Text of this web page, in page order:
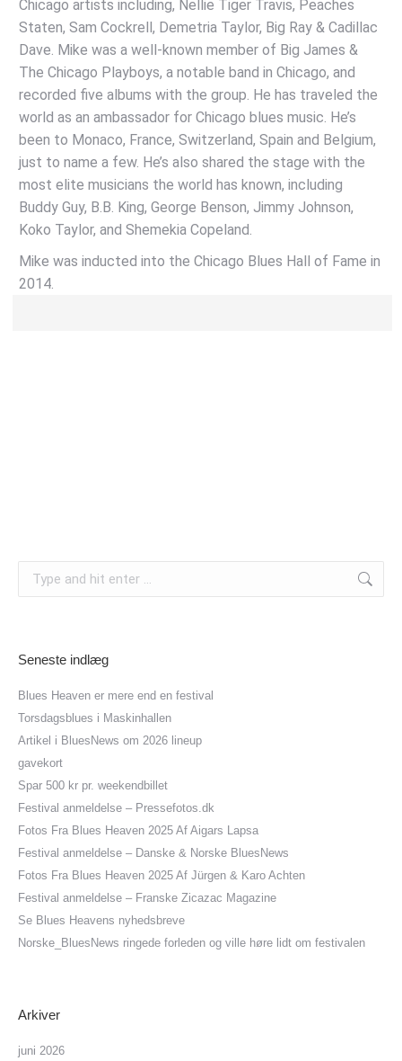
Chicago artists including, Nellie Tiger Travis, Peaches
Staten, Sam Cockrell, Demetria Taylor, Big Ray & Cadillac
Dave. Mike was a well-known member of Big James &
The Chicago Playboys, a notable band in Chicago, and
recorded five albums with the group. He has traveled the
world as an ambassador for Chicago blues music. He’s
been to Monaco, France, Switzerland, Spain and Belgium,
just to name a few. He’s also shared the stage with the
most elite musicians the world has known, including
Buddy Guy, B.B. King, George Benson, Jimmy Johnson,
Koko Taylor, and Shemekia Copeland.
Mike was inducted into the Chicago Blues Hall of Fame in
2014.
Seneste indlæg
Blues Heaven er mere end en festival
Torsdagsblues i Maskinhallen
Artikel i BluesNews om 2026 lineup
gavekort
Spar 500 kr pr. weekendbillet
Festival anmeldelse – Pressefotos.dk
Fotos Fra Blues Heaven 2025 Af Aigars Lapsa
Festival anmeldelse – Danske & Norske BluesNews
Fotos Fra Blues Heaven 2025 Af Jürgen & Karo Achten
Festival anmeldelse – Franske Zicazac Magazine
Se Blues Heavens nyhedsbreve
Norske_BluesNews ringede forleden og ville høre lidt om festivalen
Arkiver
juni 2026